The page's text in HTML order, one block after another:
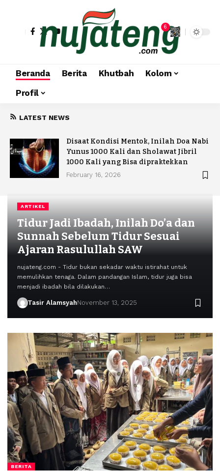
6
Beranda Berita Khutbah
Kolom
Profil
LATEST NEWS
Disaat Kondisi Mentok, Inilah Doa Nabi
Yunus 1000 Kali dan Sholawat Jibril
1000 Kali yang Bisa dipraktekkan
February 16, 2026
ARTIKEL
Tidur Jadi Ibadah, Inilah Do’a dan
Sunnah Sebelum Tidur Sesuai
Ajaran Rasulullah SAW
nujateng.com - Tidur bukan sekadar waktu istirahat untuk
memulihkan tenaga. Dalam pandangan Islam, tidur juga bisa
menjadi ibadah bila dilakukan…
Tasir AlamsyahNovember 13, 2025
BERITA